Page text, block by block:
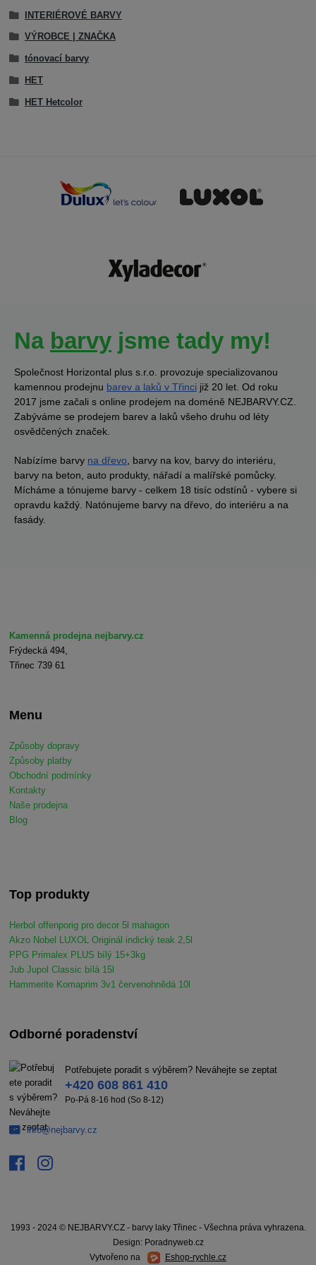
INTERIÉROVÉ BARVY
VÝROBCE | ZNAČKA
tónovací barvy
HET
HET Hetcolor
Na barvy jsme tady my!
Společnost Horizontal plus s.r.o. provozuje specializovanou
kamennou prodejnu barev a laků v Třinci již 20 let. Od roku
2017 jsme začali s online prodejem na doméně NEJBARVY.CZ.
Zabýváme se prodejem barev a laků všeho druhu od léty
osvědčených značek.
Nabízíme barvy na dřevo, barvy na kov, barvy do interiéru,
barvy na beton, auto produkty, nářadí a malířské pomůcky.
Mícháme a tónujeme barvy - celkem 18 tisíc odstínů - vybere si
opravdu každý. Natónujeme barvy na dřevo, do interiéru a na
fasády.
Kamenná prodejna nejbarvy.cz
Frýdecká 494,
Třinec 739 61
Menu
Způsoby dopravy
Způsoby platby
Obchodní podmínky
Kontakty
Naše prodejna
Blog
Top produkty
Herbol offenporig pro decor 5l mahagon
Akzo Nobel LUXOL Originál indický teak 2,5l
PPG Primalex PLUS bílý 15+3kg
Jub Jupol Classic bílá 15l
Hammerite Komaprim 3v1 červenohnědá 10l
Odborné poradenství
Potřebujete poradit s výběrem? Neváhejte se zeptat
+420 608 861 410
Po-Pá 8-16 hod (So 8-12)
info@nejbarvy.cz
1993 - 2024 © NEJBARVY.CZ - barvy laky Třinec - Všechna práva vyhrazena.
Design: Poradnyweb.cz
Vytvořeno na
Eshop-rychle.cz